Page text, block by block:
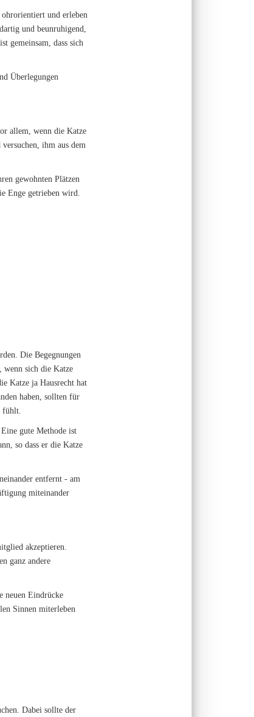
und erleben
und beunruhigend,
gemeinsam, dass sich
Überlegungen
allem, wenn die Katze
ihm aus dem
gewohnten Plätzen
Enge getrieben wird.
Die Begegnungen
wenn sich die Katze
Katze ja Hausrecht hat
haben, sollten für
fühlt.
gute Methode ist
so dass er die Katze
entfernt - am
miteinander
akzeptieren.
ganz andere
neuen Eindrücke
Sinnen miterleben
Dabei sollte der